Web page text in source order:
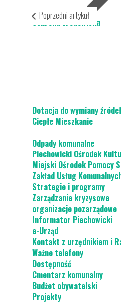
Ochrona środowiska
Dotacja do wymiany
Ciepłe Mieszkanie
Odpady komunalne
Piechowicki Ośrodek
Miejski Ośrodek Pomocy
Zakład Usług
Strategie i programy
Zarządzanie kryzysowe
organizacje pozarządowe
Informator Piechowicki
e-Urząd
Kontakt z urzędnikiem i
Ważne telefony
Dostępność
Cmentarz komunalny
Budżet obywatelski
Projekty
Poprzedni artykuł